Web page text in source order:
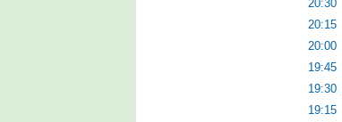
20:30
20:15
20:00
19:45
19:30
19:15